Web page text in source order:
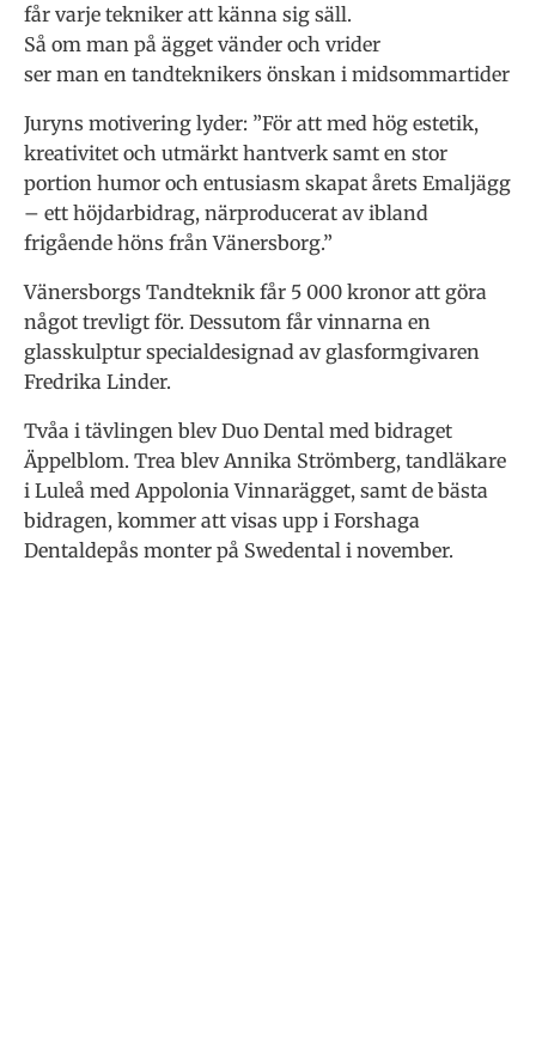
får varje tekniker att känna sig säll.
Så om man på ägget vänder och vrider
ser man en tandteknikers önskan i midsommartider
Juryns motivering lyder: ”För att med hög estetik,
kreativitet och utmärkt hantverk samt en stor
portion humor och entusiasm skapat årets Emaljägg
– ett höjdarbidrag, närproducerat av ibland
frigående höns från Vänersborg.”
Vänersborgs Tandteknik får 5 000 kronor att göra
något trevligt för. Dessutom får vinnarna en
glasskulptur specialdesignad av glasformgivaren
Fredrika Linder.
Tvåa i tävlingen blev Duo Dental med bidraget
Äppelblom. Trea blev Annika Strömberg, tandläkare
i Luleå med Appolonia Vinnarägget, samt de bästa
bidragen, kommer att visas upp i Forshaga
Dentaldepås monter på Swedental i november.